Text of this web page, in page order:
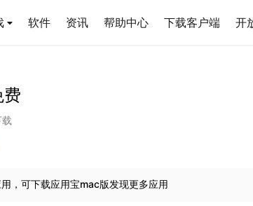
软件 资讯 帮助中心 下载客户端 开
费
，可下载应用宝mac版发现更多应用